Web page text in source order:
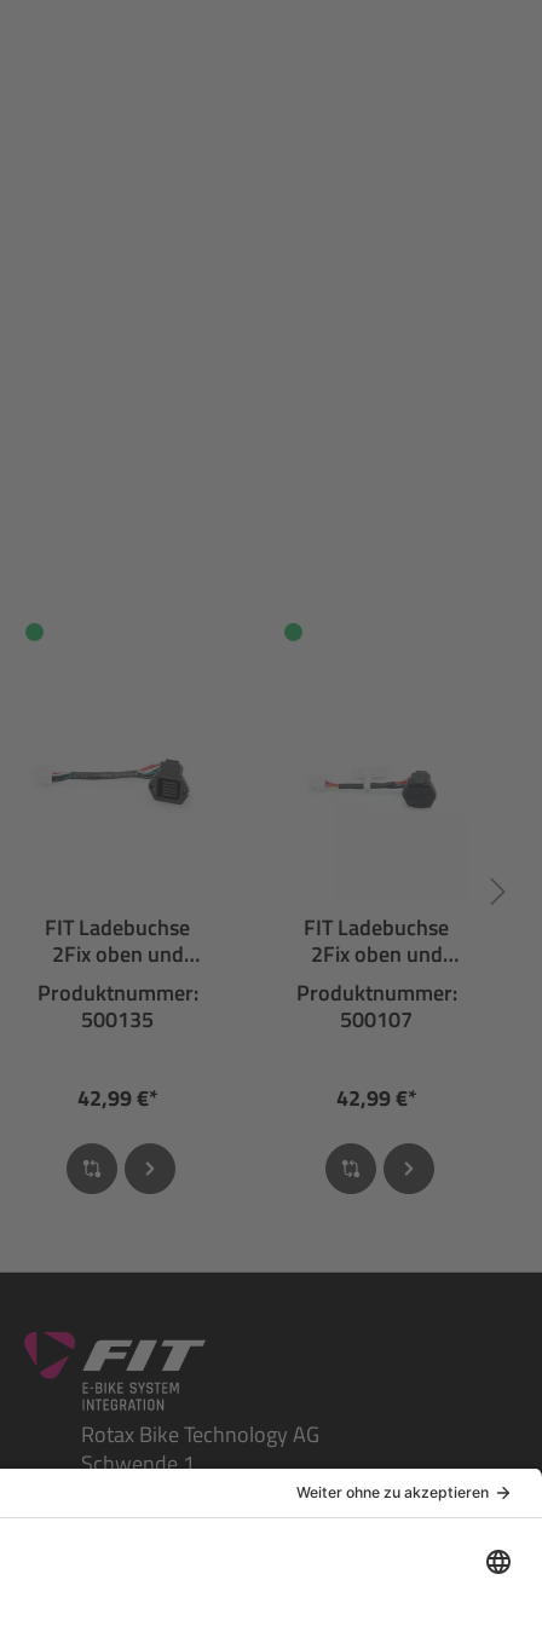
FIT Ladebuchse
2Fix oben und
unten
Produktnummer:
500135
42,99 €*
FIT Ladebuchse
2Fix oben und
unten mit Kappe
Produktnummer:
500107
42,99 €*
Rotax Bike Technology AG
Schwende 1